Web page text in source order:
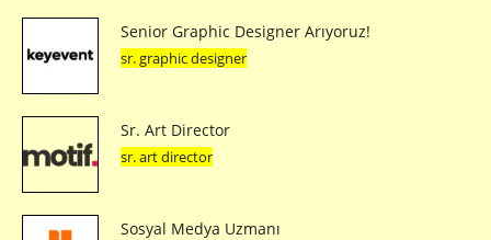
Senior Graphic Designer Arıyoruz!
sr. graphic designer
Sr. Art Director
sr. art director
Sosyal Medya Uzmanı